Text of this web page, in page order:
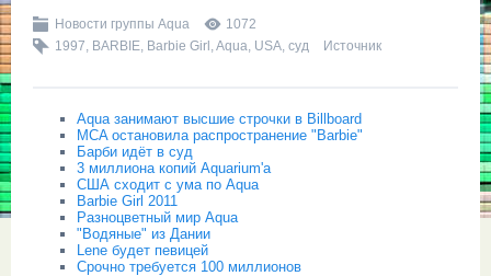
Новости группы Aqua
1072
1997, BARBIE, Barbie Girl ,Aqua, USA, суд Источник
Aqua занимают высшие строчки в Billboard
MCA остановила распространение "Barbie"
Барби идёт в суд
3 миллиона копий Aquarium'а
США сходит с ума по Aqua
Barbie Girl 2011
Разноцветный мир Aqua
"Водяные" из Дании
Lene будет певицей
Срочно требуется 100 миллионов